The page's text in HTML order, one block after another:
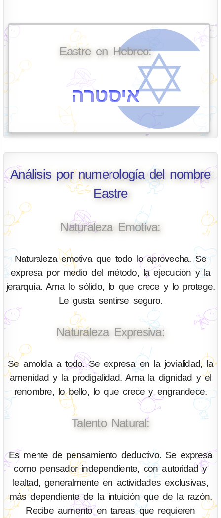
Eastre en Hebreo:
איסטרה
Análisis por numerología del nombre
Eastre
Naturaleza Emotiva:
Naturaleza emotiva que todo lo aprovecha. Se
expresa por medio del método, la ejecución y la
jerarquía. Ama lo sólido, lo que crece y lo protege.
Le gusta sentirse seguro.
Naturaleza Expresiva:
Se amolda a todo. Se expresa en la jovialidad, la
amenidad y la prodigalidad. Ama la dignidad y el
renombre, lo bello, lo que crece y engrandece.
Talento Natural:
Es mente de pensamiento deductivo. Se expresa
como pensador independiente, con autoridad y
lealtad, generalmente en actividades exclusivas,
más dependiente de la intuición que de la razón.
Recibe aumento en tareas que requieren